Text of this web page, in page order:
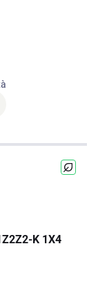
K 1X4